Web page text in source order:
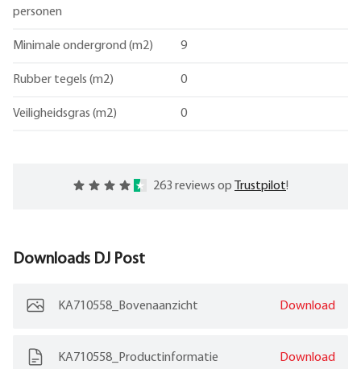
personen
Minimale ondergrond (m2) 9
Rubber tegels (m2) 0
Veiligheidsgras (m2) 0
263 reviews op Trustpilot!
Downloads DJ Post
KA710558_Bovenaanzicht Download
KA710558_Productinformatie Download